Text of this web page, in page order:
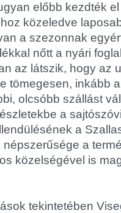
előbb kezdték
közeledve
a szezonnak
nőtt a nyári
az látszik, hogy az
tömegesen, inkább
olcsóbb szállást
a
a
a
közelségével is
tekintetében